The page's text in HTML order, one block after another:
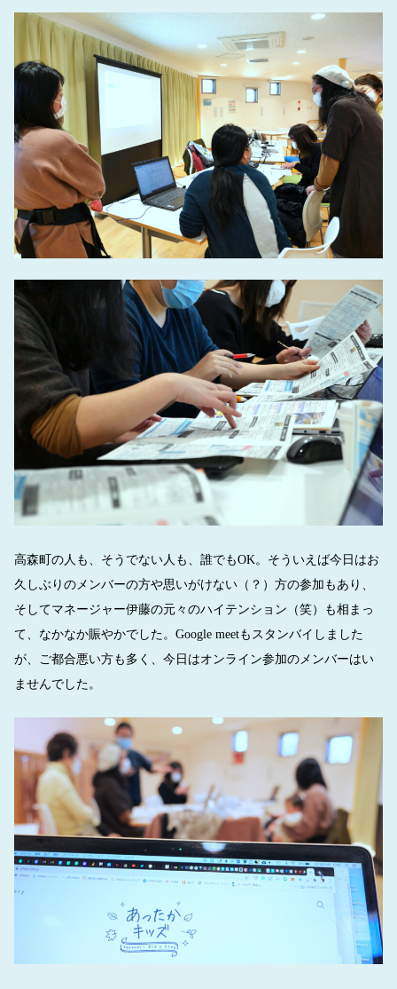
高森町の人も、そうでない人も、誰でもOK。そういえば今日はお
久しぶりのメンバーの方や思いがけない（？）方の参加もあり、
そしてマネージャー伊藤の元々のハイテンション（笑）も相まっ
て、なかなか賑やかでした。Google meetもスタンバイしました
が、ご都合悪い方も多く、今日はオンライン参加のメンバーはい
ませんでした。